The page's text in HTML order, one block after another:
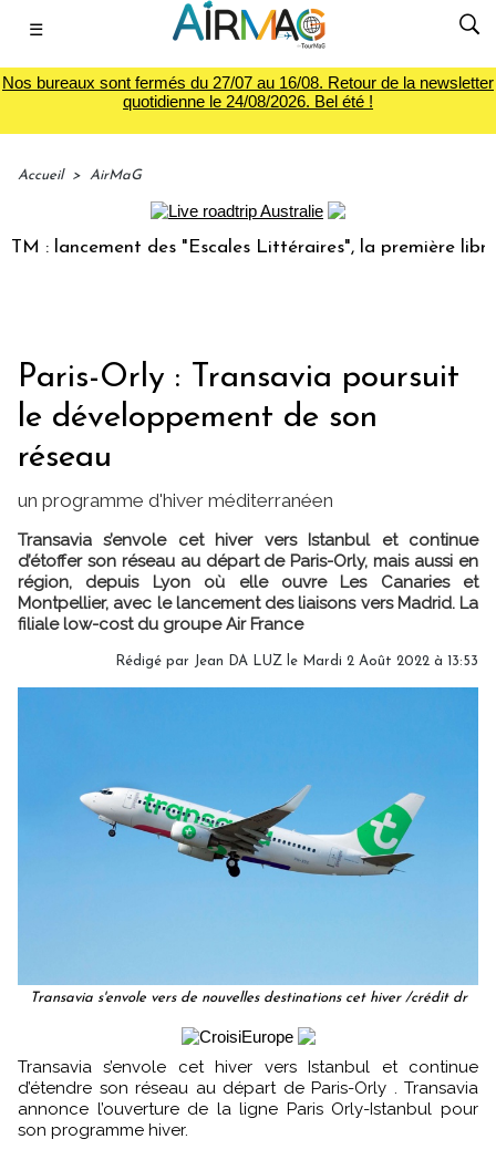
☰
Nos bureaux sont fermés du 27/07 au 16/08. Retour de la newsletter
quotidienne le 24/08/2026. Bel été !
Accueil > AirMaG
lancement des "Escales Littéraires", la première librairie
Paris-Orly : Transavia poursuit
le développement de son
réseau
un programme d'hiver méditerranéen
Transavia s’envole cet hiver vers Istanbul et continue
d’étoffer son réseau au départ de Paris-Orly, mais aussi en
région, depuis Lyon où elle ouvre Les Canaries et
Montpellier, avec le lancement des liaisons vers Madrid. La
filiale low-cost du groupe Air France
Rédigé par Jean DA LUZ le Mardi 2 Août 2022 à 13:53
Transavia s'envole vers de nouvelles destinations cet hiver /crédit dr
Transavia s’envole cet hiver vers Istanbul et continue
d’étendre son réseau au départ de Paris-Orly . Transavia
annonce l’ouverture de la ligne Paris Orly-Istanbul pour
son programme hiver.